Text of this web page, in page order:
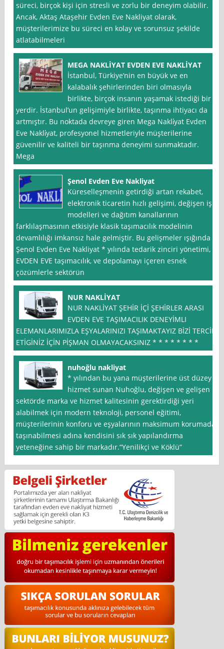
süreci, birçok kişi için stresli ve zorlu bir deneyim olabilir.
Ancak, Aktaş Ataşehir Evden Eve Nakliyat olarak,
müşterilerimize bu süreci en kolay ve sorunsuz şekilde
atlatabilmeleri
MEGA NAKLİYAT EVDEN EVE NAKLİYAT
İstanbul, Türkiye’nin en büyük ve en
kalabalık şehirlerinden biri olmasıyla
birlikte, birçok insanın yaşamak istediği bir
yerdir. İstanbul’un gelişimiyle birlikte, taşınma ihtiyacı da
artmıştır. Bu noktada devreye giren Mega Nakli̇yat Evden
Eve Nakli̇yat, profesyonel hizmetleriyle müşterilerine
güvenilir ve kaliteli bir taşınma deneyimi sunmaktadır.
Mega
Şenol Evden Eve Nakliyat
Küreselleşmenin getirdiği artan rekabet,
elektronik ticaretin hızlı gelişimi, değişen iş
modelleri ve dağıtım kanallarının
farklılaşmasının etkisiyle klasik taşımacılık modelinin
devamlılığı imkansız hale gelmiştir. Bu gelişmeler ışığında
Şenol Evden Eve Nakliyat * yılında tedarik zinciri yönetimi,
EVDEN EVE taşımacılık, ve depolamayı içeren esnek
çözümlerle sektörün
NUR NAKLİYAT
NUR NAKLİYAT ŞEHİR İÇİ ŞEHİRLER ARASI
EVDEN EVE TAŞIMACILIK DENEYİMLI
ELEMANLARIMIZLA EŞYALARINIZI TAŞIMAKTAYIZ BİZİ TERCİH
ETİGİNİZ İÇİN PİŞMAN OLMAYACAKSINIZ * * * * * * * *
nuhoğlu nakliyat
* yılından bu yana müşterilerine üst düzey
hizmet sunan Nuhoğlu, değişen ve gelişen
sektörde marka ve hizmet kalitesinin gerektirdiği yeri
alabilmek için modern teknoloji, personel eğitimi,
müşterilerinin konforu ve eşyalarının maksimum korumada
taşınabilmesi adına kendisini sık sık yapılandırma
yeteneğine sahip bir markadır.“Yenilikçi ve Köklü”